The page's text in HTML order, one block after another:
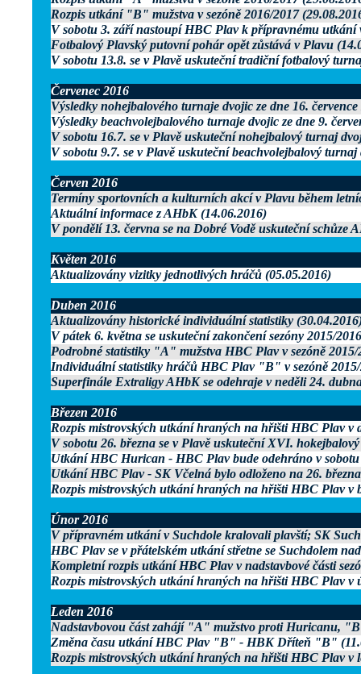
Rozpis utkání "B" mužstva v sezóně 2016/2017
V sobotu 3. září nastoupí HBC Plav k přípravnému utkání
Fotbalový Plavský putovní pohár opět zůstává v Plavu
V sobotu 13.8. se v Plavě uskuteční tradiční fotbalový
Červenec 2016
Výsledky nohejbalového turnaje dvojic ze dne 16.
Výsledky beachvolejbalového turnaje dvojic ze dne 9.
V sobotu 16.7. se v Plavě uskuteční nohejbalový turnaj
V sobotu 9.7. se v Plavě uskuteční beachvolejbalový
Červen 2016
Termíny sportovních a kulturních akcí v Plavu během
Aktuální informace z AHbK (14.06.2016)
V pondělí 13. června se na Dobré Vodě uskuteční schůze
Květen 2016
Aktualizovány vizitky jednotlivých hráčů (05.05.2016)
Duben 2016
Aktualizovány historické individuální statistiky
V pátek 6. května se uskuteční zakončení sezóny 2015/
Podrobné statistiky "A" mužstva HBC Plav v sezóně 2015/
Individuální statistiky hráčů HBC Plav "B" v sezóně 2015/
Superfinále Extraligy AHbK se odehraje v neděli 24.
Březen 2016
Rozpis mistrovských utkání hraných na hřišti HBC Plav v
V sobotu 26. března se v Plavě uskuteční XVI.
Utkání HBC Hurican - HBC Plav bude odehráno v sobotu
Utkání HBC Plav - SK Včelná bylo odloženo na 26.
Rozpis mistrovských utkání hraných na hřišti HBC Plav v
Únor 2016
V přípravném utkání v Suchdole kralovali plavští; SK
HBC Plav se v přátelském utkání střetne se Suchdolem
Kompletní rozpis utkání HBC Plav v nadstavbové části
Rozpis mistrovských utkání hraných na hřišti HBC Plav v
Leden 2016
Nadstavbovou část zahájí "A" mužstvo proti Huricanu,
Změna času utkání HBC Plav "B" - HBK Dříteň "B"
Rozpis mistrovských utkání hraných na hřišti HBC Plav v